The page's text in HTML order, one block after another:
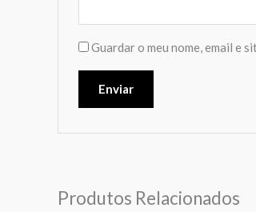
Guardar o meu nome, email e
Produtos Relacionados